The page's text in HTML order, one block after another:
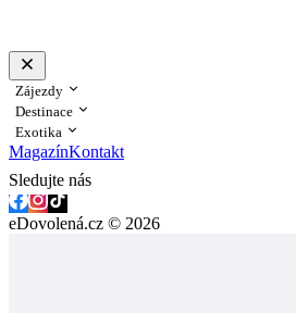
Zájezdy
Destinace
Exotika
MagazínKontakt
Sledujte nás
eDovolená.cz © 2026